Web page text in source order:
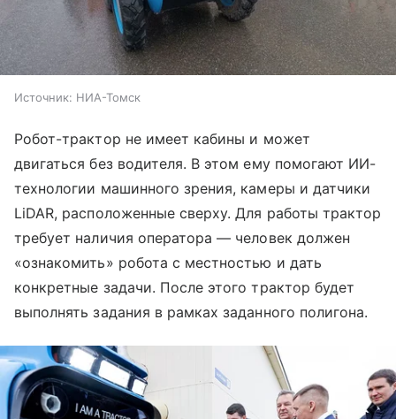
Источник: НИА-Томск
Робот-трактор не имеет кабины и может
двигаться без водителя. В этом ему помогают ИИ-
технологии машинного зрения, камеры и датчики
LiDAR, расположенные сверху. Для работы трактор
требует наличия оператора — человек должен
«ознакомить» робота с местностью и дать
конкретные задачи. После этого трактор будет
выполнять задания в рамках заданного полигона.